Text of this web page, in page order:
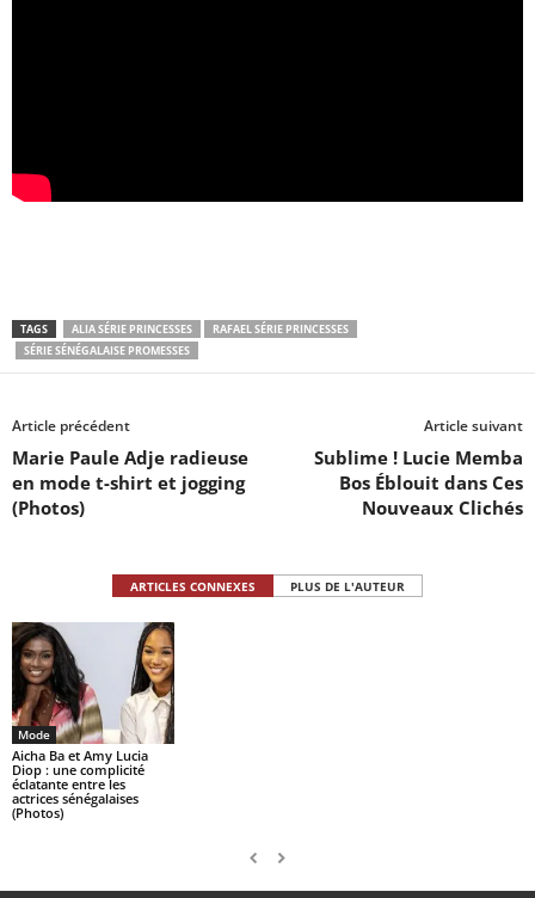
TAGS ALIA SÉRIE PRINCESSES
RAFAEL SÉRIE PRINCESSES
SÉRIE SÉNÉGALAISE PROMESSES
Article précédent
Marie Paule Adje radieuse
en mode t-shirt et jogging
(Photos)
Article suivant
Sublime ! Lucie Memba
Bos Éblouit dans Ces
Nouveaux Clichés
ARTICLES CONNEXES PLUS DE L'AUTEUR
Mode
Aicha Ba et Amy Lucia
Diop : une complicité
éclatante entre les
actrices sénégalaises
(Photos)